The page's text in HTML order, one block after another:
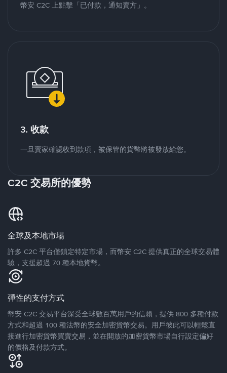
幣安 C2C 上點擊「已付款，通知賣方」。
3. 收款
一旦賣家確認收到款項，被保管的貨幣將被發放給您。
C2C 交易所的優勢
全球及本地市場
許多 C2C 平台僅鎖定特定市場，而幣安 C2C 提供真正的全球交易體
驗，支援超過 70 種本地貨幣。
彈性的支付方式
幣安 C2C 交易平台深受全球數百萬用戶的信賴，提供 800 多種付款
方式和超過 100 種法幣的安全加密貨幣交易。用戶彼此可以輕鬆直
接進行加密貨幣買賣交易，並在開放的加密貨幣市場自行設定偏好
的價格及付款方式。